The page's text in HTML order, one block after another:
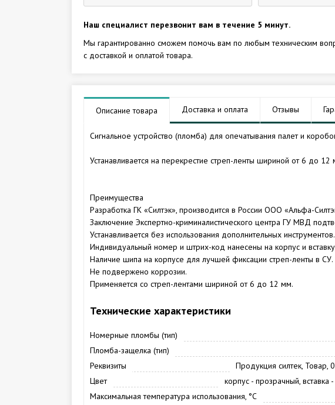
Наш специалист перезвонит вам в течение 5 минут.
Мы гарантированно сможем помочь вам по любым техническим
с доставкой и оплатой товара.
Описание товара Доставка и оплата Отзывы
Сигнальное устройство (пломба) для опечатывания палет и
Устанавливается на перекрестие стреп-ленты шириной от 6 до
Преимущества
Разработка ГК «Силтэк», производится в России ООО «Альфа-
Заключение Экспертно-криминалистического центра ГУ МВД
Устанавливается без использования дополнительных
Индивидуальный номер и штрих-код нанесены на корпус и
Наличие шипа на корпусе для лучшей фиксации стреп-ленты в СУ.
Не подвержено коррозии.
Применяется со стреп-лентами шириной от 6 до 12 мм.
Технические характеристики
Номерные пломбы (тип)
Пломба-защелка (тип)
Реквизиты
Продукция силтек, Товар,
Цвет
корпус - прозрачный, вставка
Максимальная температура использования, °С